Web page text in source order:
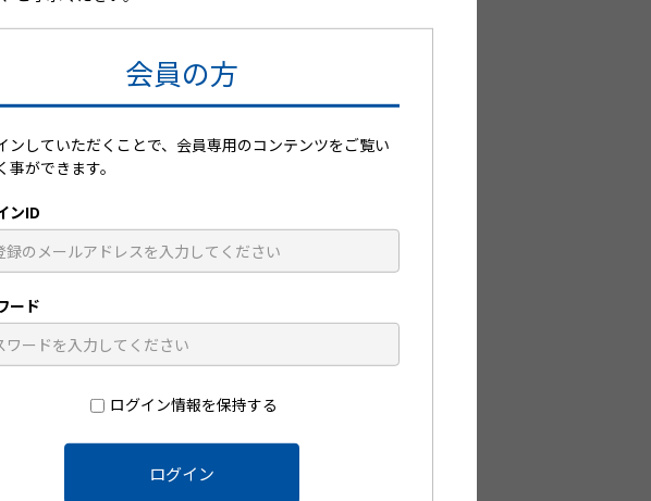
ご紹介
ツをご用意しております。
登録をお願いいたします。
会員の方
ンしていただくことで、会員専用のコンテンツをご覧い
事ができます。
ンID
ード
ログイン情報を保持する